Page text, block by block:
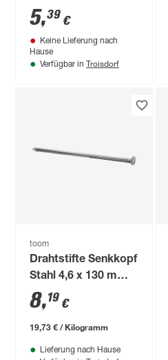
5,39 €
Keine Lieferung nach
Hause
Verfügbar in Troisdorf
toom
Drahtstifte Senkkopf
Stahl 4,6 x 130 mm
25 Stück
8,19 €
19,73 € / Kilogramm
Lieferung nach Hause